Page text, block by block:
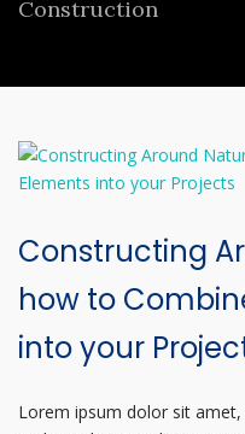
Construction
Constructing
how to
into your
Lorem ipsum dolor sit